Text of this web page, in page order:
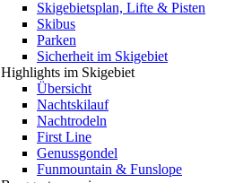
Skigebietsplan, Lifte & Pisten
Skibus
Parken
Sicherheit im Skigebiet
Highlights im Skigebiet
Übersicht
Nachtskilauf
Nachtrodeln
First Line
Genussgondel
Funmountain & Funslope